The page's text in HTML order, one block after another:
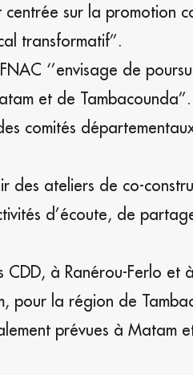
centrée sur la promotion
transformatif’’.
‘’envisage de
et de Tambacounda’’.
comités
des ateliers de co-
d’écoute, de
CDD, à Ranérou-Ferlo et
pour la région de
prévues à Matam